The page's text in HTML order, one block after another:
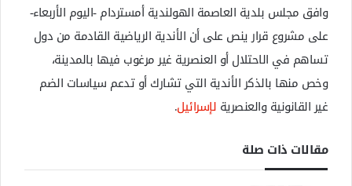
وافق مجلس بلدية العاصمة الهولندية أمستردام -اليوم الأربعاء-
على مشروع قرار ينص على أن الأندية الرياضية القادمة من دول
تساهم في الاحتلال أو العنصرية غير مرغوب فيها بالمدينة،
وخص منها بالذكر الأندية التي تشارك أو تدعم سياسات الضم
غير القانونية والعنصرية لإسرائيل.
مقالات ذات صلة